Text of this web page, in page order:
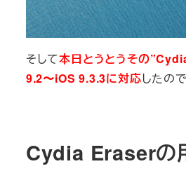
そして本日とうとうその
9.2〜iOS 9.3.3に対応したの
Cydia Eraserの